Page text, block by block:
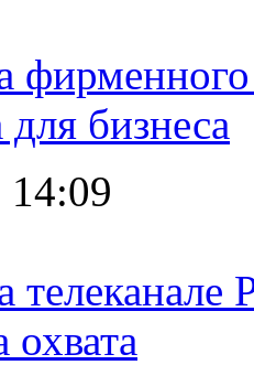
бизнеса
14:09
охвата